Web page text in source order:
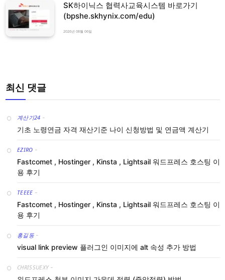
SK하이닉스 협력사교육시스템 바로가기
(bpshe.skhynix.com/edu)
2026년 08월 06일
최신 댓글
계산기24 -
기초 노령연금 자격 재산기준 나이 신청방법 및 연금액 계산기
EZIRO -
Fastcomet , Hostinger , Kinsta , Lightsail 워드프레스 호스팅 이
용 후기
TEEEE -
Fastcomet , Hostinger , Kinsta , Lightsail 워드프레스 호스팅 이
용 후기
홍길동 -
visual link preview 플러그인 이미지에 alt 속성 추가 방법
CHRISSUEXY -